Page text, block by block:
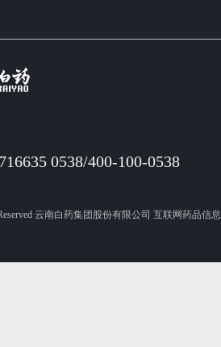
0538/400-100-0538
云南白药集团股份有限公司 互联网药品信